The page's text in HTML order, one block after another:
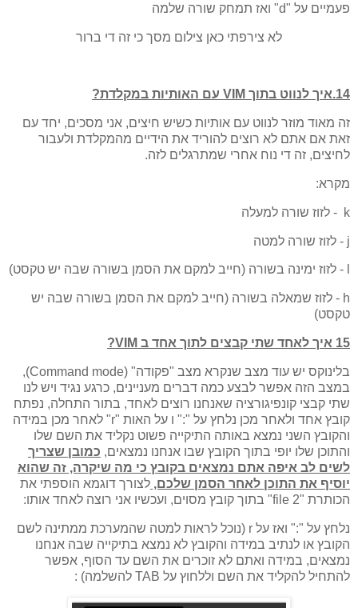
פעמיים על "d" ואז תמחק שורה שלמה
לא צירפתי כאן צילום מסך כי זה די ברור
14.איך לנווט בתוך VIM עם האותיות במקלדת?
זה מאוד מוזר לנווט עם אותיות כשיש חיצים, אני מסכים, יחד עם
זאת אם אתם לא רוצים להוריד את הידיים מהמקלדת ולעבור
לחיצים, זה די נוח אחרי שמתרגלים לזה.
מקרא:
k - לזוז שורה למעלה
j - לזוז שורה למטה
h - לזוז שמאלה בשורה (חייב למקם את הסמן בשורה שבה יש
טקסט)
15 איך לאחד שתי קבצים לתוך אחד ב VIM?
בלינוקס יש עוד מצב שנקרא מצב "פקודה" (Command mode),
במצב הזה אפשר לבצע כמה דברים מעניינים, כרגע נגיד ויש לנו
שתי קבצי קונפיגורציה שאנחנו רוצים לאחד, בתור התחלה, נפתח
קובץ אחד ולאחר מכן נלחץ על ":" ו על האות "r" לאחר מכן במידה
והקובץ השני נמצא באותה התיקייה פשוט נקליד את השם שלו
והתוכן שלו יופי בתוך הקובץ שבו אנחנו נמצאים, כמובן שצריך
לשים לב איפה אתם נמצאים בקובץ כי מה שיקרה, זה שהוא
יוסיף את התוכן לאחר הסמן שלכם, לצורך דוגמא הוספתי את
הכותרת "file 2" בתוך קובץ מסוים, ועכשיו אני רוצה לאחד אותו:
נלחץ על ":" ואז על r (נוכל לראות למטה שהמערכת ממתינה לשם
הקובץ או לנתיב במידה והקובץ לא נמצא בתיקייה שבה אנחנו
נמצאים, במידה ואתם לא זוכרים את השם עד הסוף, אפשר
להתחיל להקליד את השם וללחוץ על TAB להשלמה) :